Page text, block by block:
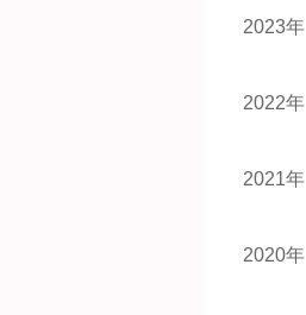
2023年
2022年
2021年
2020年